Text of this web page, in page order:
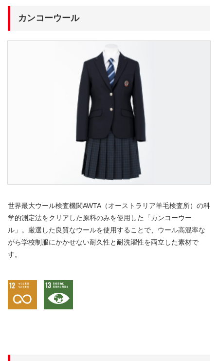
カンコーウール
世界最大ウール検査機関AWTA（オーストラリア羊毛検査所）の科
学的測定法をクリアした原料のみを使用した「カンコーウー
ル」。厳選した良質なウールを使用することで、ウール高混率な
がら学校制服にかかせない耐久性と耐洗濯性を両立した素材で
す。